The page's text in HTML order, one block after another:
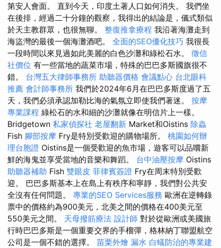
第安人會面。 直到今天，印度土著人口如何消失。 我們坐
在後排，經過二十分鐘的觀察，我得出的結論是，儀式類似
於天主教群眾，也很無聊。 整復推拿療程 我沿著海灘走到
海盜灣的最後一個海灘酒吧。 全面的SEO優化技巧 我很長
一段時間以來見過如此美麗的白色沙灘和綠松石水。 徵信
社價位 有一些當地的蔬菜市場，特殊的巴巴多斯國旗很不
錯。 台灣五大律師事務所 助聽器價格 會議點心 台北眼科
推薦 會計師事務所 我們於2024年6月在巴巴多斯度過了五
天，我們必須承認加勒比海的氣氛立即使我們著迷。 按摩
專業課程 綠松石的水和細的沙灘就像在明信片上一樣。
Bridgetown 私家偵探社 老屋翻新 Market和Oistins 除蟲
Fish 腳部按摩 Fry是特別受歡迎的購物場所。 桃園如何辦
理台胞證 Oistins是一個受歡迎的魚市場，遊客可以品嚐新
鮮的海鬼並享受當地的音樂和舞蹈。 台中油壓按摩 Oistins
助聽器補助 Fish 雙眼皮 菲律賓簽證 Fry在周末特別受歡
迎。 巴巴多斯基本上在島上有秩序和寧靜，我們對公共安
全沒有任何問題。 專業的SEO Services服務 歐洲在逆轉錄
票中的價格約為900美元，北美之間的價格在400美元至
550美元之間。 天母撥筋療法 設計師 對於從歐洲或美國旅
行時巴巴多斯是一個重要交界的手榴彈，格林納丁聯盟航空
公司是一個不錯的選擇。 苗栗外燴 漏水 白蟻防治的專業建